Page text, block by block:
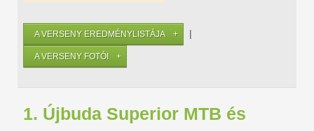
A VERSENY EREDMÉNYLISTÁJA |
A VERSENY FOTÓI
1. Újbuda Superior MTB és